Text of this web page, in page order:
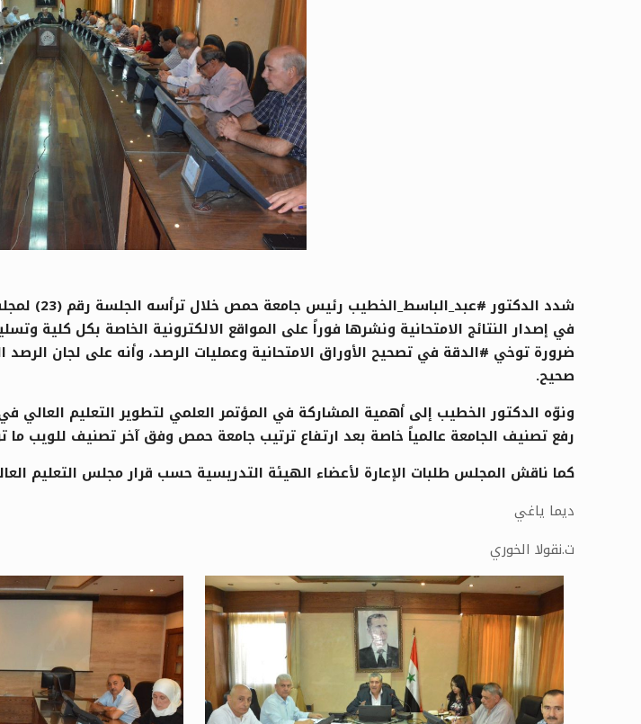
شدد
في إصدار النتائج الامتحانية ونشرها فوراً على المواقع الالكترونية الخاصة بكل
ضرورة توخي #الدقة في تصحيح الأوراق الامتحانية وعمليات الرصد، وأنه على لجان
صحيح.
رفع تصنيف الجامعة عالمياً خاصة بعد ارتفاع ترتيب جامعة حمص وفق آخر تصنيف للويب
كما ناقش المجلس طلبات الإعارة لأعضاء الهيئة التدريسية حسب قرار مجلس التعليم العالي رقم 203 الخاص بالإعارة والإجازة
ديما ياغي
ت.نقولا الخوري